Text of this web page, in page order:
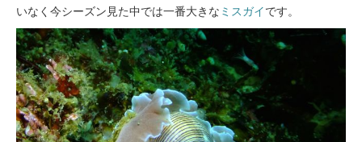
いなく今シーズン見た中では一番大きな ミスガイです。